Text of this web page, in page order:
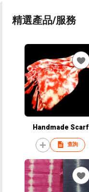
精選產品/服務
Handmade Scarf
查詢